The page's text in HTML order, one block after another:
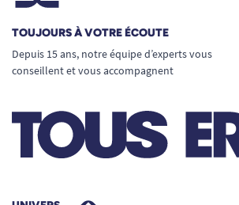
TOUJOURS À VOTRE ÉCOUTE
Depuis 15 ans, notre équipe d’experts vous
conseillent et vous accompagnent